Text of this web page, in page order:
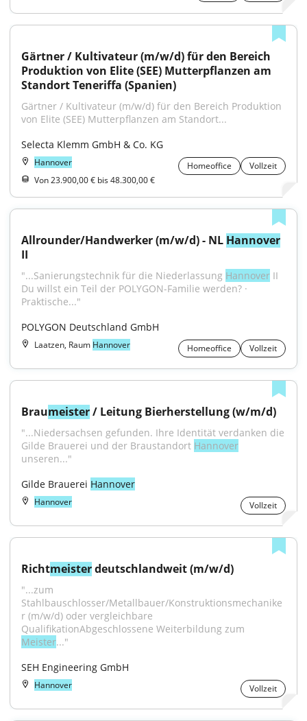
Gärtner / Kultivateur (m/w/d) für den Bereich
Produktion von Elite (SEE) Mutterpflanzen am
Standort Teneriffa (Spanien)
Gärtner / Kultivateur (m/w/d) für den Bereich Produktion
von Elite (SEE) Mutterpflanzen am Standort...
Selecta Klemm GmbH & Co. KG
Hannover Homeoffice
Vollzeit
Von 23.900,00 € bis 48.300,00 €
Allrounder/Handwerker (m/w/d) - NL Hannover
II
"...Sanierungstechnik für die Niederlassung Hannover II
Du willst ein Teil der POLYGON-Familie werden? ·
Praktische..."
POLYGON Deutschland GmbH
Laatzen, Raum Hannover Homeoffice Vollzeit
Braumeister / Leitung Bierherstellung (w/m/d)
"...Niedersachsen gefunden. Ihre Identität verdanken die
Gilde Brauerei und der Braustandort Hannover
unseren..."
Gilde Brauerei Hannover
Hannover Vollzeit
Richtmeister deutschlandweit (m/w/d)
"...zum
Stahlbauschlosser/Metallbauer/Konstruktionsmechanike
r (m/w/d) oder vergleichbare
Meister..."
SEH Engineering GmbH
Hannover Vollzeit